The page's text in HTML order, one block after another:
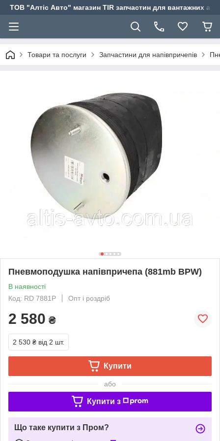
ТОВ "Алтіс Авто" магазин TIR запчастин для вантажних
Товари та послуги Запчастини для напівпричепів
Пневмоподушка напівпричепа (881mb BPW)
В наявності
Код: RD 7881P
Опт і роздріб
2 580 ₴
2 530 ₴ від 2 шт.
Купити
або
Купити з
Що таке купити з Пром?